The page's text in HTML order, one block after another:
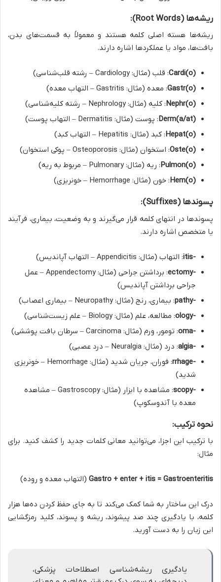
ریشه‌ها (Root Words):
ریشه‌ها هسته اصلی کلمه هستند و معمولاً به قسمت‌های بدن،
بافت‌ها، مواد یا عملکردها اشاره دارند.
Cardi(o): قلب (مثال: Cardiology – رشته قلب‌شناسی)
Gastr(o): معده (مثال: Gastritis – التهاب معده)
Nephr(o): کلیه (مثال: Nephrology – رشته کلیه‌شناسی)
Derm(a/at): پوست (مثال: Dermatitis – التهاب پوست)
Hepat(o): کبد (مثال: Hepatitis – التهاب کبد)
Oste(o): استخوان (مثال: Osteoporosis – پوکی استخوان)
Pulmon(o): ریه (مثال: Pulmonary – مربوط به ریه)
Hem(o): خون (مثال: Hemorrhage – خونریزی)
پسوندها (Suffixes):
پسوندها در انتهای کلمه قرار می‌گیرند و به وضعیت، بیماری، فرآیند
یا متخصص اشاره دارند.
-itis
: التهاب (مثال: Appendicitis – التهاب آپاندیس)
-ectomy
: برداشتن جراحی (مثال: Appendectomy – عمل
جراحی برداشتن آپاندیس)
-pathy
: بیماری، رنج (مثال: Neuropathy – بیماری اعصاب)
-ology
: مطالعه، علم (مثال: Biology – علم زیست‌شناسی)
-oma
: تومور، ورم (مثال: Carcinoma – سرطان بافت پوششی)
-algia
: درد (مثال: Neuralgia – درد عصبی)
-rrhage
: فوران، جریان شدید (مثال: Hemorrhage – خونریزی
شدید)
-scopy
: مشاهده با ابزار (مثال: Gastroscopy – مشاهده
معده با آندوسکوپ)
نحوه ترکیب:
با ترکیب این اجزا، می‌توانید معانی کلمات جدید را کشف کنید. برای
مثال:
Gastro + enter + itis = Gastroenteritis (التهاب معده و روده)
درک این ساختار به شما کمک می‌کند تا به جای حفظ کردن ده‌ها هزار
کلمه، با یادگیری چند صد پیشوند، ریشه و پسوند، کلید رمزگشایی
این زبان را به دست آورید.
یادگیری ریشه‌شناسی اصطلاحات پزشکی،